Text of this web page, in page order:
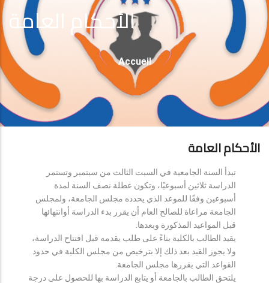
الأحكام العامة
Fil
D'Ariane
Accueil
الأحكام العامة
تبدأ السنة الجامعية في السبت الثالث من سبتمبر وتستمر
الدراسة ثلاثين أسبوعيًا، وتكون عطلة نصف السنة لمدة
أسبوعين وفقًا للموعد الذي يحدده مجلس الجامعة، ولمجلس
الجامعة مراعاة للصالح العام أن يقرر بدء الدراسة أوانتهائها
قبل المواعيد المذكورة وبعدها.
يقيد الطالب بالكلية بناءً على طلب يقدمه قبل افتتاح الدراسة،
ولا يجوز القيد بعد ذلك إلا بترخيص من مجلس الكلية في حدود
القواعد التي يقررها مجلس الجامعة.
يلتحق الطالب بالجامعة أو يتابع الدراسة بها للحصول على درجة